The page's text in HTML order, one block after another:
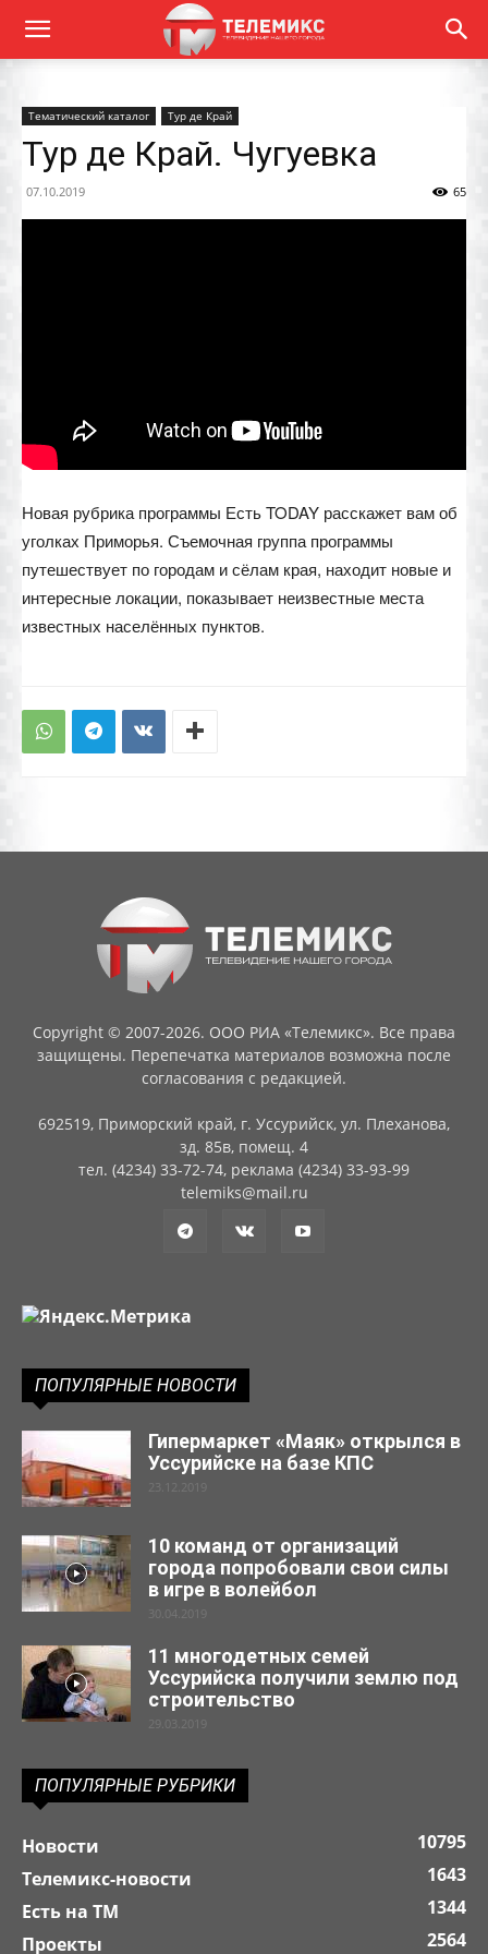
Тематический каталог Тур де Край
Тур де Край. Чугуевка
07.10.2019 65
Новая рубрика программы Есть TODAY расскажет вам об
уголках Приморья. Съемочная группа программы
путешествует по городам и сёлам края, находит новые и
интересные локации, показывает неизвестные места
известных населённых пунктов.
Copyright © 2007-2026. ООО РИА «Телемикс». Все права
защищены. Перепечатка материалов возможна после
согласования с редакцией.
692519, Приморский край, г. Уссурийск, ул. Плеханова,
зд. 85в, помещ. 4
тел. (4234) 33-72-74, реклама (4234) 33-93-99
telemiks@mail.ru
ПОПУЛЯРНЫЕ НОВОСТИ
Гипермаркет «Маяк» открылся в
Уссурийске на базе КПС
23.12.2019
10 команд от организаций
города попробовали свои силы
в игре в волейбол
30.04.2019
11 многодетных семей
Уссурийска получили землю под
строительство
29.03.2019
ПОПУЛЯРНЫЕ РУБРИКИ
Новости
10795
Телемикс-новости
1643
Есть на ТМ
1344
Проекты
2564